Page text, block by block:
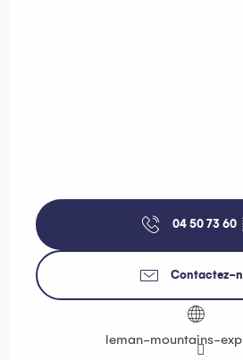
04 50 73 60
Contactez-
leman-mountains-